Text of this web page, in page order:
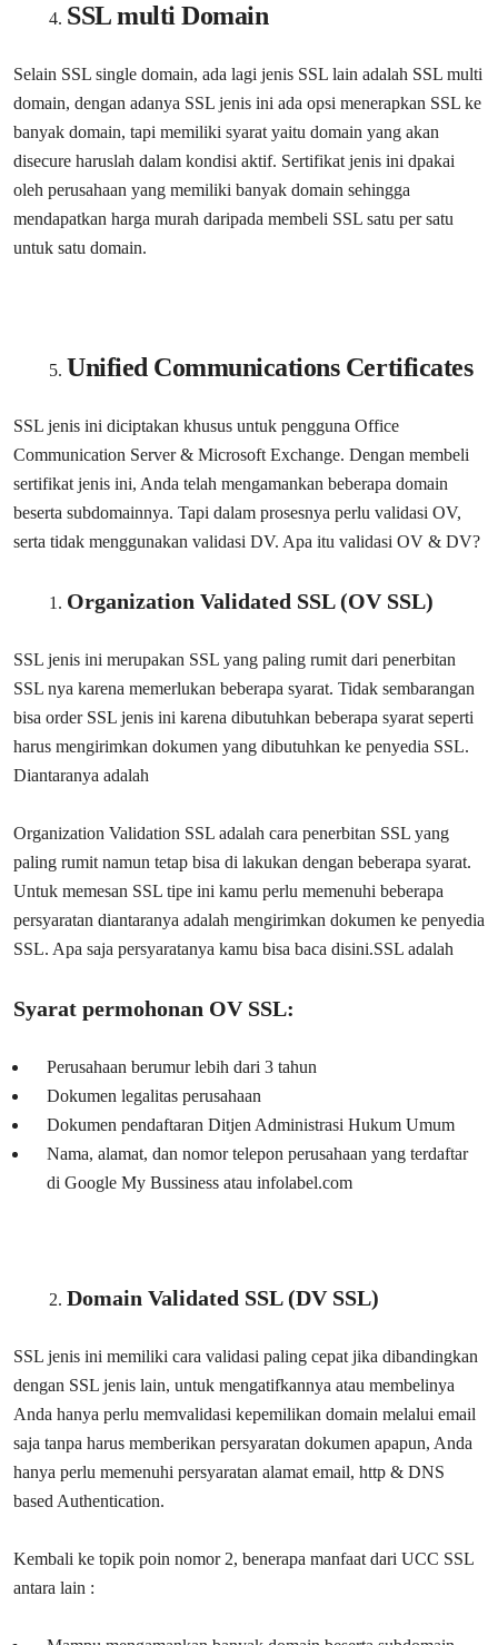
SSL multi Domain
Selain SSL single domain, ada lagi jenis SSL lain adalah SSL multi
domain, dengan adanya SSL jenis ini ada opsi menerapkan SSL ke
banyak domain, tapi memiliki syarat yaitu domain yang akan
disecure haruslah dalam kondisi aktif. Sertifikat jenis ini dpakai
oleh perusahaan yang memiliki banyak domain sehingga
mendapatkan harga murah daripada membeli SSL satu per satu
untuk satu domain.
Unified Communications Certificates
SSL jenis ini diciptakan khusus untuk pengguna Office
Communication Server & Microsoft Exchange. Dengan membeli
sertifikat jenis ini, Anda telah mengamankan beberapa domain
beserta subdomainnya. Tapi dalam prosesnya perlu validasi OV,
serta tidak menggunakan validasi DV. Apa itu validasi OV & DV?
Organization Validated SSL (OV SSL)
SSL jenis ini merupakan SSL yang paling rumit dari penerbitan
SSL nya karena memerlukan beberapa syarat. Tidak sembarangan
bisa order SSL jenis ini karena dibutuhkan beberapa syarat seperti
harus mengirimkan dokumen yang dibutuhkan ke penyedia SSL.
Diantaranya adalah
Organization Validation SSL adalah cara penerbitan SSL yang
paling rumit namun tetap bisa di lakukan dengan beberapa syarat.
Untuk memesan SSL tipe ini kamu perlu memenuhi beberapa
persyaratan diantaranya adalah mengirimkan dokumen ke penyedia
SSL. Apa saja persyaratanya kamu bisa baca disini.SSL adalah
Syarat permohonan OV SSL:
Perusahaan berumur lebih dari 3 tahun
Dokumen legalitas perusahaan
Dokumen pendaftaran Ditjen Administrasi Hukum Umum
Nama, alamat, dan nomor telepon perusahaan yang terdaftar
di Google My Bussiness atau infolabel.com
Domain Validated SSL (DV SSL)
SSL jenis ini memiliki cara validasi paling cepat jika dibandingkan
dengan SSL jenis lain, untuk mengatifkannya atau membelinya
Anda hanya perlu memvalidasi kepemilikan domain melalui email
saja tanpa harus memberikan persyaratan dokumen apapun, Anda
hanya perlu memenuhi persyaratan alamat email, http & DNS
based Authentication.
Kembali ke topik poin nomor 2, benerapa manfaat dari UCC SSL
antara lain :